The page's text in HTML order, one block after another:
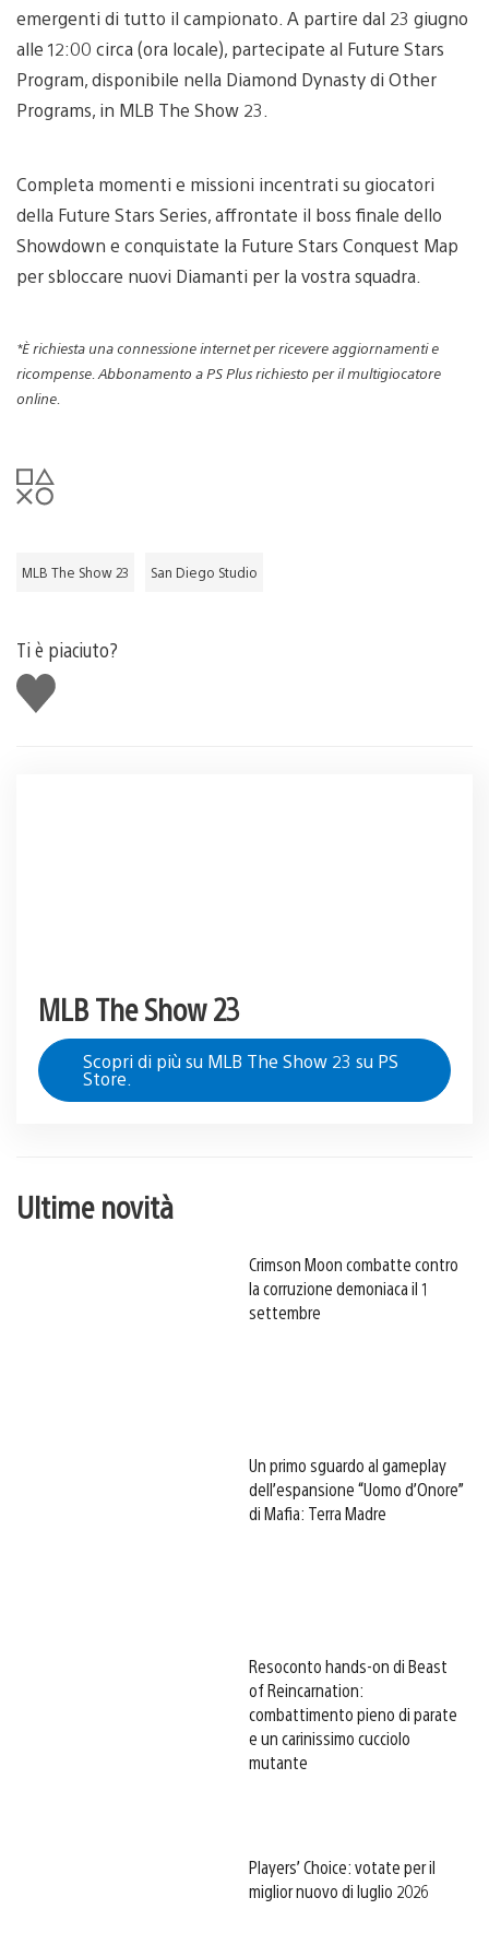
emergenti di tutto il campionato. A partire dal 23 giugno
alle 12:00 circa (ora locale), partecipate al Future Stars
Program, disponibile nella Diamond Dynasty di Other
Programs, in MLB The Show 23.
Completa momenti e missioni incentrati su giocatori
della Future Stars Series, affrontate il boss finale dello
Showdown e conquistate la Future Stars Conquest Map
per sbloccare nuovi Diamanti per la vostra squadra.
*È richiesta una connessione internet per ricevere aggiornamenti e
ricompense. Abbonamento a PS Plus richiesto per il multigiocatore
online.
MLB The Show 23 San Diego Studio
Ti è piaciuto?
Mi
piace
MLB The Show 23
Scopri di più su MLB The Show 23 su PS
Store.
Ultime novità
Crimson Moon combatte contro
la corruzione demoniaca il 1
settembre
Un primo sguardo al gameplay
dell’espansione “Uomo d’Onore”
di Mafia: Terra Madre
Resoconto hands-on di Beast
of Reincarnation:
combattimento pieno di parate
e un carinissimo cucciolo
mutante
Players’ Choice: votate per il
miglior nuovo di luglio 2026